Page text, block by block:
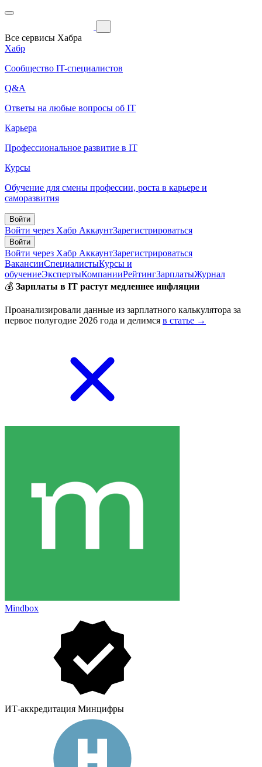
Все сервисы Хабра
Хабр
Сообщество IT-специалистов
Q&A
Ответы на любые вопросы об IT
Карьера
Профессиональное развитие в IT
Курсы
Обучение для смены профессии, роста в карьере и
саморазвития
Войти
Войти через Хабр АккаунтЗарегистрироваться
Войти
Войти через Хабр АккаунтЗарегистрироваться
ВакансииСпециалистыКурсы и
обучениеЭкспертыКомпанииРейтингЗарплатыЖурнал
💰 Зарплаты в IT растут медленнее инфляции
Проанализировали данные из зарплатного калькулятора за
первое полугодие 2026 года и делимся в статье →
Mindbox
ИТ-аккредитация Минцифры